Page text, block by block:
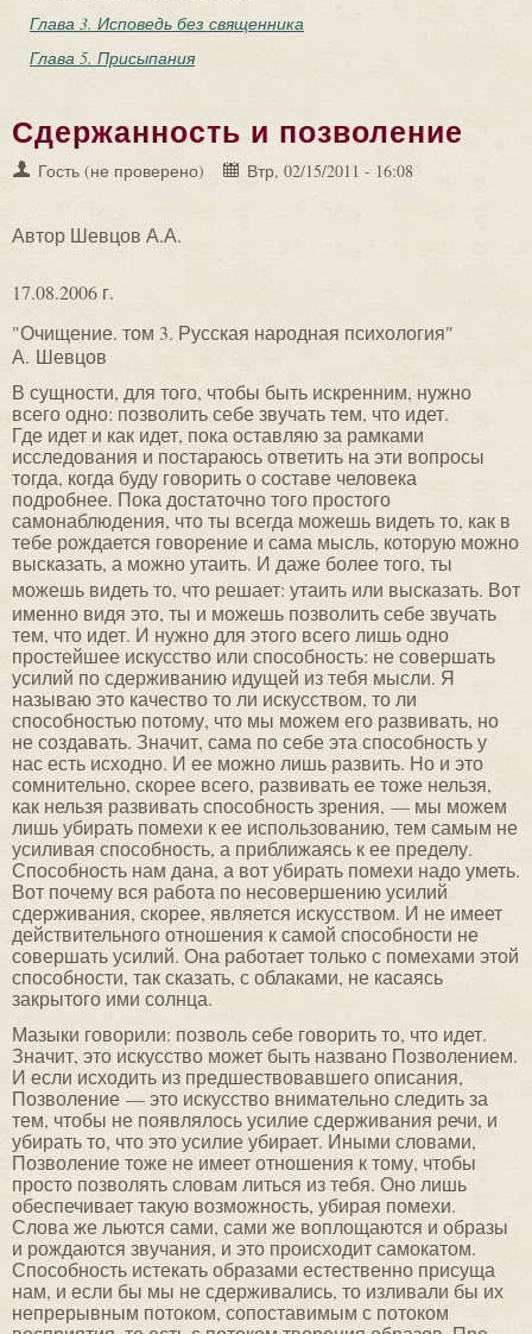
Глава 3. Исповедь без священника
Глава 5. Присыпания
Сдержанность и позволение
Гость (не проверено) Втр, 02/15/2011 - 16:08
Автор Шевцов А.А.
17.08.2006 г.
"Очищение. том 3. Русская народная психология"
А. Шевцов
В сущности, для того, чтобы быть искренним, нужно
всего одно: позволить себе звучать тем, что идет.
Где идет и как идет, пока оставляю за рамками
исследования и постараюсь ответить на эти вопросы
тогда, когда буду говорить о составе человека
подробнее. Пока достаточно того простого
самонаблюдения, что ты всегда можешь видеть то, как в
тебе рождается говорение и сама мысль, которую можно
высказать, а можно утаить. И даже более того, ты
можешь видеть то, что решает: утаить или высказать. Вот
именно видя это, ты и можешь позволить себе звучать
тем, что идет. И нужно для этого всего лишь одно
простейшее искусство или способность: не совершать
усилий по сдерживанию идущей из тебя мысли. Я
называю это качество то ли искусством, то ли
способностью потому, что мы можем его развивать, но
не создавать. Значит, сама по себе эта способность у
нас есть исходно. И ее можно лишь развить. Но и это
сомнительно, скорее всего, развивать ее тоже нельзя,
как нельзя развивать способность зрения, — мы можем
лишь убирать помехи к ее использованию, тем самым не
усиливая способность, а приближаясь к ее пределу.
Способность нам дана, а вот убирать помехи надо уметь.
Вот почему вся работа по несовершению усилий
сдерживания, скорее, является искусством. И не имеет
действительного отношения к самой способности не
совершать усилий. Она работает только с помехами этой
способности, так сказать, с облаками, не касаясь
закрытого ими солнца.
Мазыки говорили: позволь себе говорить то, что идет.
Значит, это искусство может быть названо Позволением.
И если исходить из предшествовавшего описания,
Позволение — это искусство внимательно следить за
тем, чтобы не появлялось усилие сдерживания речи, и
убирать то, что это усилие убирает. Иными словами,
Позволение тоже не имеет отношения к тому, чтобы
просто позволять словам литься из тебя. Оно лишь
обеспечивает такую возможность, убирая помехи.
Слова же льются сами, сами же воплощаются и образы
и рождаются звучания, и это происходит самокатом.
Способность истекать образами естественно присуща
нам, и если бы мы не сдерживались, то изливали бы их
непрерывным потоком, сопоставимым с потоком